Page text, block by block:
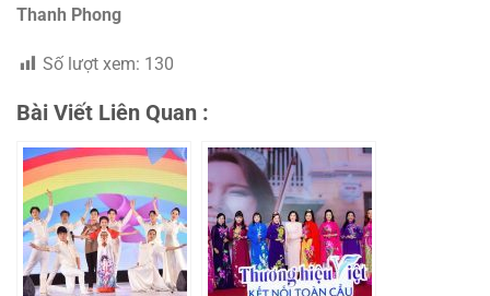
Thanh Phong
Số lượt xem: 130
Bài Viết Liên Quan :